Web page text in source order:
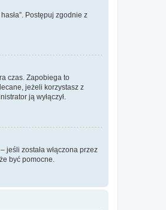
Postępuj zgodnie z
czas. Zapobiega to
jeżeli korzystasz z
ją wyłączył.
jeśli została włączona przez
być pomocne.